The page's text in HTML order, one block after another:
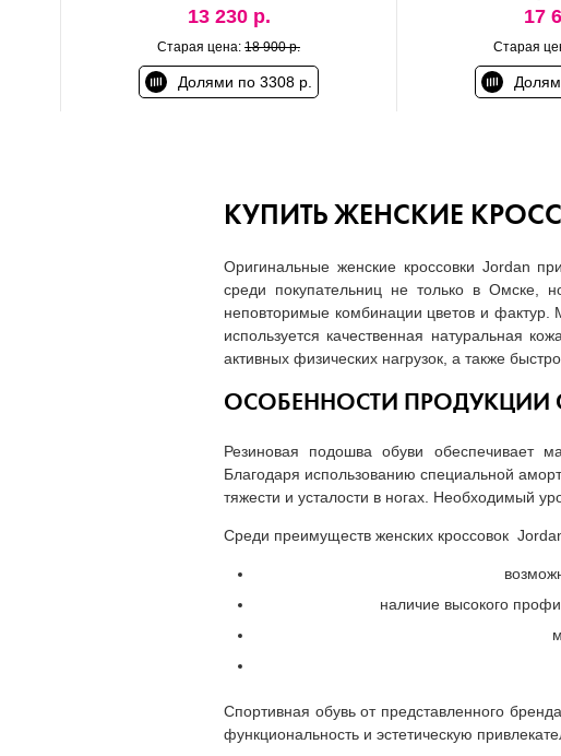
13 230 р.
Старая цена: 18 900 р.
Долями по 3308 р.
17
Старая
КУПИТЬ ЖЕНСКИЕ
Оригинальные женские кроссовки Jordan
среди покупательниц не только в Омске,
неповторимые комбинации цветов и фактур.
используется качественная натуральная
активных физических нагрузок, а также
ОСОБЕННОСТИ ПРОДУКЦИИ
Резиновая подошва обуви обеспечивает
Благодаря использованию специальной
тяжести и усталости в ногах. Необходимый
Среди преимуществ женских кроссовок
наличие высокого
Спортивная обувь от представленного
функциональность и эстетическую